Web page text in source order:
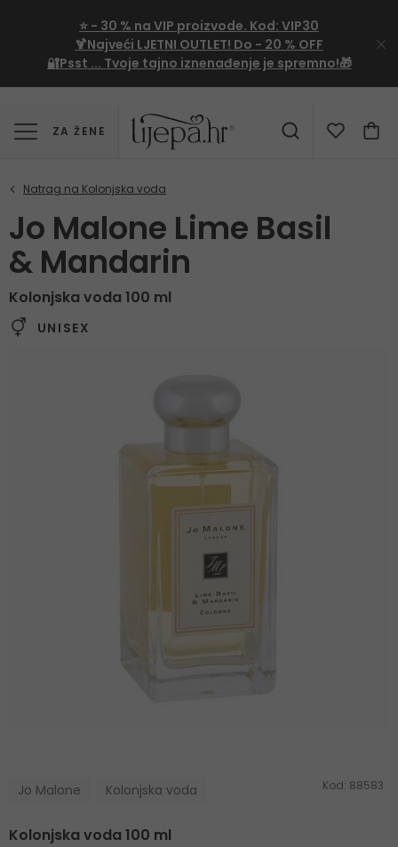
⭐ - 30 % na VIP proizvode. Kod: VIP30
🍹Najveći LJETNI OUTLET! Do - 20 % OFF
🔐Psst ... Tvoje tajno iznenađenje je spremno!🎁
ZA ŽENE
Jo Malone Lime Basil
& Mandarin
Kolonjska voda 100 ml
UNISEX
Jo Malone Kolonjska voda Kod: 88583
Kolonjska voda 100 ml